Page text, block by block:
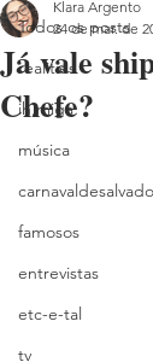
Todos os posts
realities
ih,miga
música
famosos
entrevistas
etc-e-tal
tv
Já vale
Chefe?
Klara Argento
24 de mar. de